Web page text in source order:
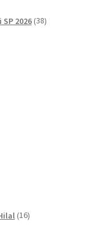
2026 38izdelkov
16izdelkov